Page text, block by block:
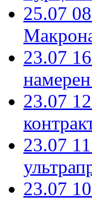
25.07
23.07
23.07
23.07
23.07